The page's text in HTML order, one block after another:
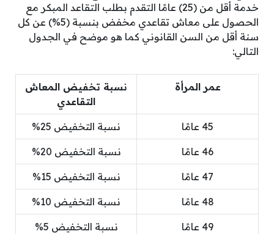
خدمة أقل من (25) عامًا التقدم بطلب التقاعد المبكر مع
الحصول على معاش تقاعدي مخفض بنسبة (5%) عن كل
سنة أقل من السن القانوني كما هو موضح في الجدول
التالي:
عمر المرأة
نسبة تخفيض المعاش
التقاعدي
45 عامًا نسبة التخفيض 25%
46 عامًا نسبة التخفيض 20%
47 عامًا نسبة التخفيض 15%
48 عامًا نسبة التخفيض 10%
49 عامًا نسبة التخفيض 5%